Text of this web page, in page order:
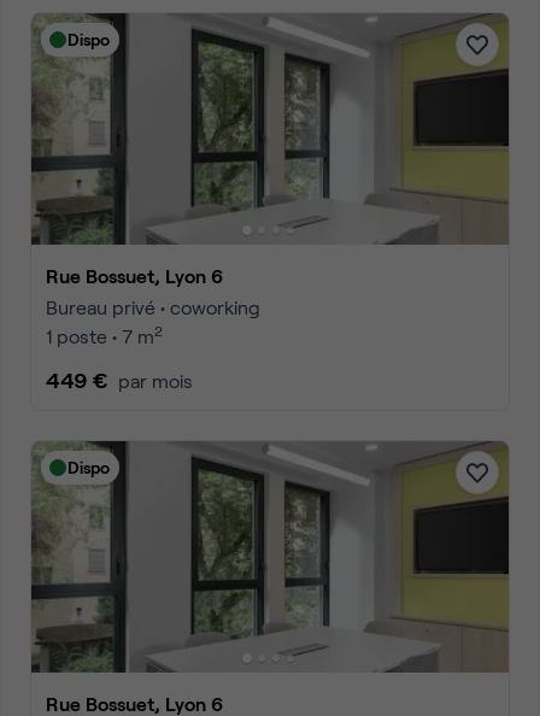
Dispo
Rue Bossuet, Lyon 6
Bureau privé • coworking
1 poste • 7 m2
449 € par mois
Dispo
Rue Bossuet, Lyon 6